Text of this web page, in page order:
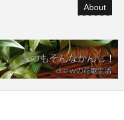
About